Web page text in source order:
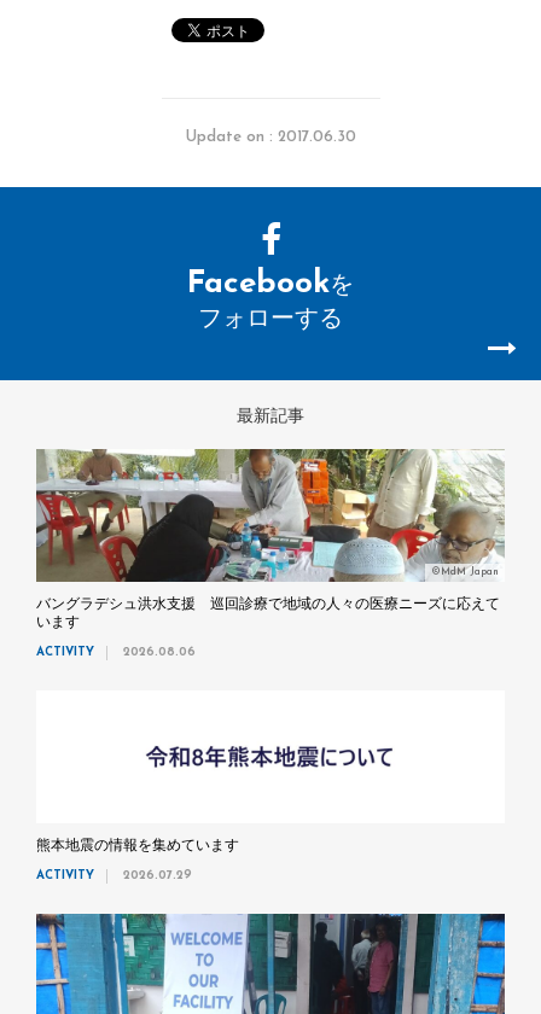
Update on : 2017.06.30
Facebookを
フォローする
最新記事
©MdM Japan
バングラデシュ洪水支援 巡回診療で地域の人々の医療ニーズに応えて
います
ACTIVITY 2026.08.06
熊本地震の情報を集めています
ACTIVITY 2026.07.29